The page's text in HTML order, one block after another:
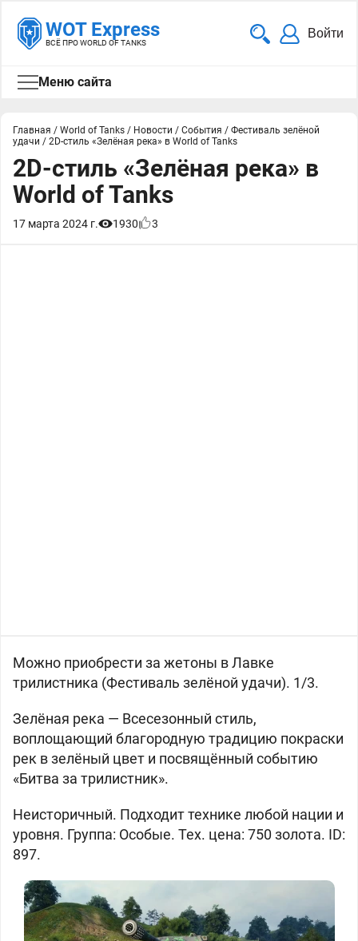
WOT Express
ВСЁ ПРО WORLD OF TANKS
Войти
Меню сайта
Главная / World of Tanks / Новости / События / Фестиваль зелёной
удачи / 2D-стиль «Зелёная река» в World of Tanks
2D-стиль «Зелёная река» в
World of Tanks
17 марта 2024 г. 1930 3
Можно приобрести за жетоны в Лавке
трилистника (Фестиваль зелёной удачи). 1/3.
Зелёная река — Всесезонный стиль,
воплощающий благородную традицию покраски
рек в зелёный цвет и посвящённый событию
«Битва за трилистник».
Неисторичный. Подходит технике любой нации и
уровня. Группа: Особые. Тех. цена: 750 золота. ID:
897.